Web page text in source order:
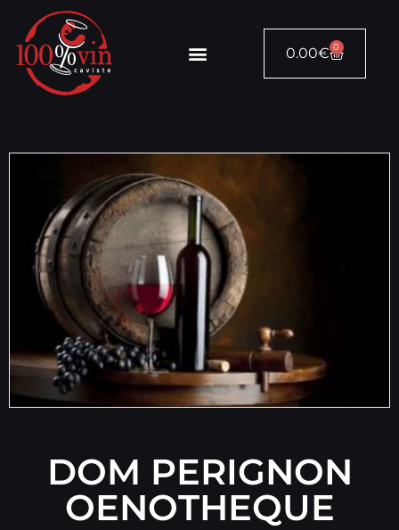
0.00€ 0
DOM PERIGNON
OENOTHEQUE